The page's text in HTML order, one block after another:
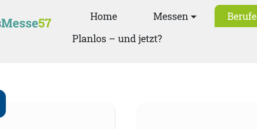
Home Messen Berufe
Planlos – und jetzt?